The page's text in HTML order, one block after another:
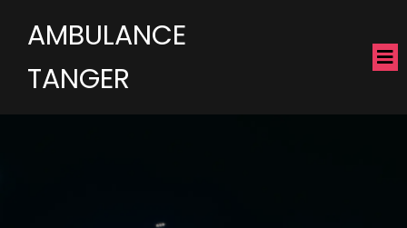
AMBULANCE
TANGER